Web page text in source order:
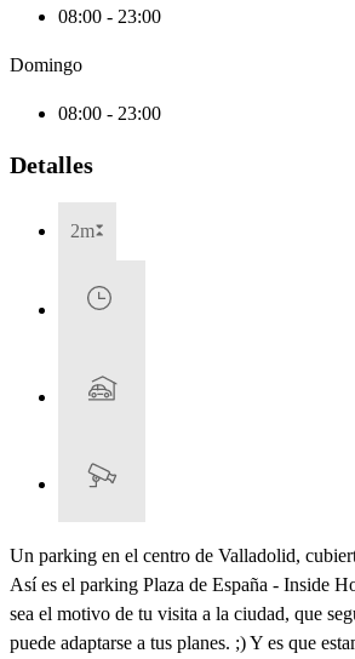
08:00 - 23:00
Domingo
08:00 - 23:00
Detalles
2m
Un parking en el centro de Valladolid,
Así es el parking Plaza de España - Inside
sea el motivo de tu visita a la ciudad, que
puede adaptarse a tus planes. ;) Y es que